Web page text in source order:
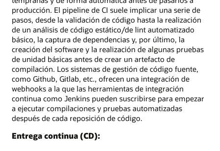
producción. El pipeline de CI suele implicar una serie de
pasos, desde la validación de código hasta la realización
de un análisis de código estático/de lint automatizado
básico, la captura de dependencias y, por último, la
creación del software y la realización de algunas pruebas
de unidad básicas antes de crear un artefacto de
compilación. Los sistemas de gestión de código fuente,
como Github, Gitlab, etc., ofrecen una integración de
webhooks a la que las herramientas de integración
continua como Jenkins pueden suscribirse para empezar
a ejecutar compilaciones y pruebas automatizadas
después de cada reposición de código.
Entrega continua (CD):